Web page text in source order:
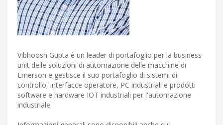
Vibhoosh Gupta è un leader di portafoglio per la business
unit delle soluzioni di automazione delle macchine di
Emerson e gestisce il suo portafoglio di sistemi di
controllo, interfacce operatore, PC industriali e prodotti
software e hardware IOT industriali per l'automazione
industriale.